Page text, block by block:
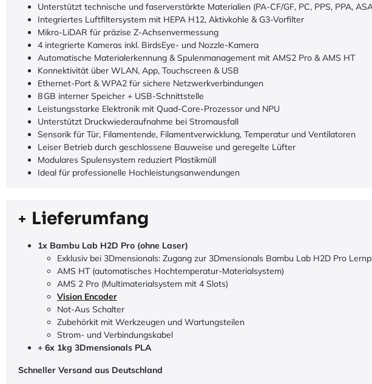
Unterstützt technische und faserverstärkte Materialien (PA-CF/GF, PC, PPS, PPA,
Integriertes Luftfiltersystem mit HEPA H12, Aktivkohle & G3-Vorfilter
Mikro-LiDAR für präzise Z-Achsenvermessung
4 integrierte Kameras inkl. BirdsEye- und Nozzle-Kamera
Automatische Materialerkennung & Spulenmanagement mit AMS2 Pro & AMS HT
Konnektivität über WLAN, App, Touchscreen & USB
Ethernet-Port & WPA2 für sichere Netzwerkverbindungen
8 GB interner Speicher + USB-Schnittstelle
Leistungsstarke Elektronik mit Quad-Core-Prozessor und NPU
Unterstützt Druckwiederaufnahme bei Stromausfall
Sensorik für Tür, Filamentende, Filamentverwicklung, Temperatur und Ventilatoren
Leiser Betrieb durch geschlossene Bauweise und geregelte Lüfter
Modulares Spulensystem reduziert Plastikmüll
Ideal für professionelle Hochleistungsanwendungen
Lieferumfang
1x Bambu Lab H2D Pro (ohne Laser)
Exklusiv bei 3Dmensionals: Zugang zur 3Dmensionals Bambu Lab H2D Pro
AMS HT (automatisches Hochtemperatur-Materialsystem)
AMS 2 Pro (Multimaterialsystem mit 4 Slots)
Vision Encoder
Not-Aus Schalter
Zubehörkit mit Werkzeugen und Wartungsteilen
Strom- und Verbindungskabel
+ 6x 1kg 3Dmensionals PLA
Schneller Versand aus Deutschland